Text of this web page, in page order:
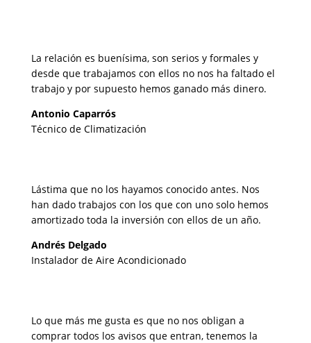
La relación es buenísima, son serios y formales y
desde que trabajamos con ellos no nos ha faltado el
trabajo y por supuesto hemos ganado más dinero.
Antonio Caparrós
Técnico de Climatización
Lástima que no los hayamos conocido antes. Nos
han dado trabajos con los que con uno solo hemos
amortizado toda la inversión con ellos de un año.
Andrés Delgado
Instalador de Aire Acondicionado
Lo que más me gusta es que no nos obligan a
comprar todos los avisos que entran, tenemos la